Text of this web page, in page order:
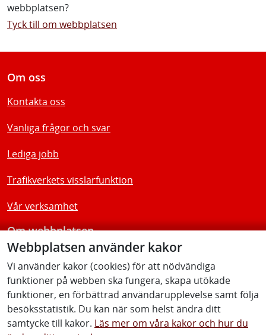
Webbplatsen använder kakor
Vi använder kakor (cookies) för att nödvändiga
funktioner på webben ska fungera, skapa utökade
funktioner, en förbättrad användarupplevelse samt följa
besöksstatistik. Du kan när som helst ändra ditt
samtycke till kakor. Läs mer om våra kakor och hur du
webbplatsen?
Tyck till om webbplatsen
Om oss
Kontakta oss
Vanliga frågor och svar
Lediga jobb
Trafikverkets visslarfunktion
Vår verksamhet
Om webbplatsen
Tillgänglighetsredogörelse
Följ oss